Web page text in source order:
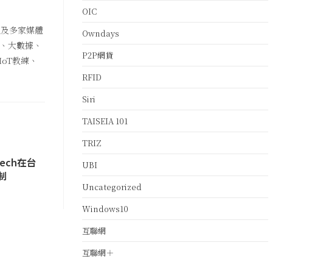
多家媒體
大數據、
教練、
在台
OIC
Owndays
P2P網貸
RFID
Siri
TAISEIA 101
TRIZ
UBI
Uncategorized
Windows10
互聯網
互聯網＋